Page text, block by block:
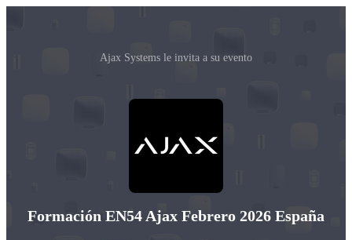
Ajax Systems le invita a su evento
Formación EN54 Ajax Febrero 2026 España